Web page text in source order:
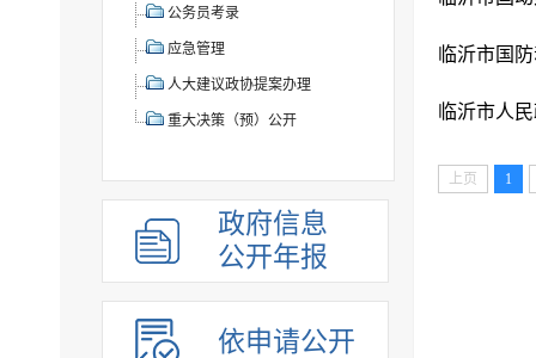
公务员考录
应急管理
人大建议政协提案办理
重大决策（预）公开
政府信息
公开年报
依申请公开
临沂市国
临沂市人
上页 1